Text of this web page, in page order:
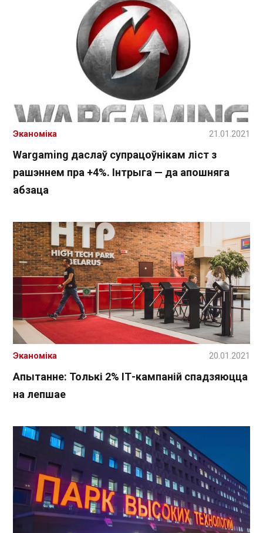
Wargaming даслаў супрацоўнікам ліст з
рашэннем пра +4%. Інтрыга — да апошняга
абзаца
Эканоміка 21.01.2021
Апытанне: Толькі 2% ІТ-кампаній спадзяюцца
на лепшае
Эканоміка 20.01.2021